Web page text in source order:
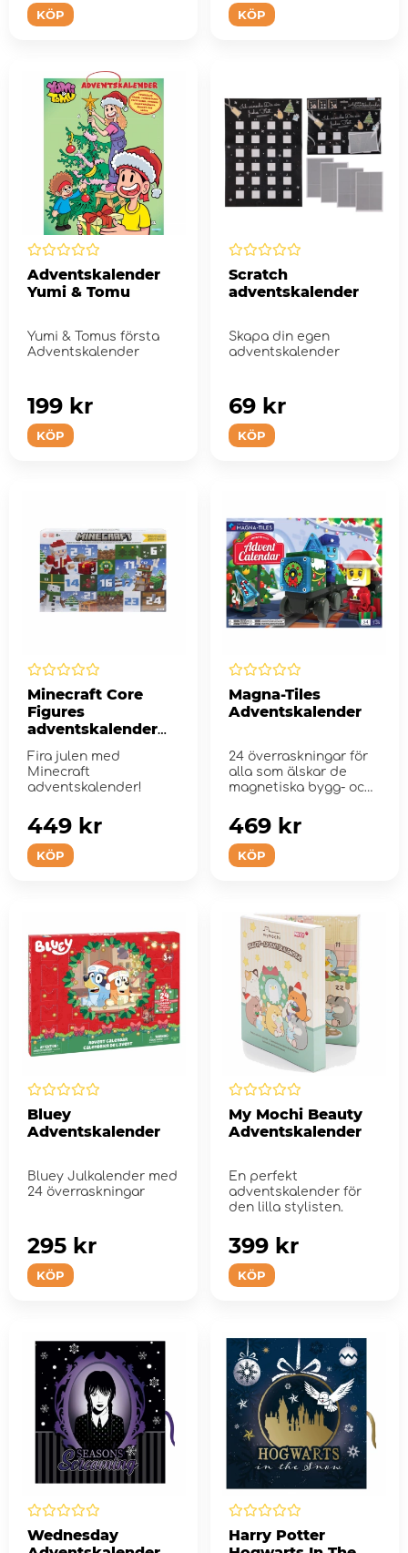
KÖP KÖP
Adventskalender
Yumi & Tomu
Yumi & Tomus första
Adventskalender
KÖP
199 kr
Scratch
adventskalender
Skapa din egen
adventskalender
KÖP
69 kr
Minecraft Core
Figures
adventskalender
2025
Fira julen med
Minecraft
adventskalender!
KÖP
449 kr
Magna-Tiles
Adventskalender
24 överraskningar för
alla som älskar de
magnetiska bygg- och
KÖP
469 kr
Bluey
Adventskalender
Bluey Julkalender med
24 överraskningar
KÖP
295 kr
My Mochi Beauty
Adventskalender
En perfekt
adventskalender för
den lilla stylisten.
KÖP
399 kr
Wednesday
Harry Potter